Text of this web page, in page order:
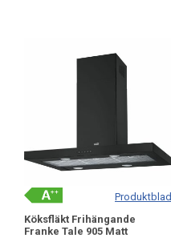
Produktblad
Köksfläkt Frihängande
Franke Tale 905 Matt